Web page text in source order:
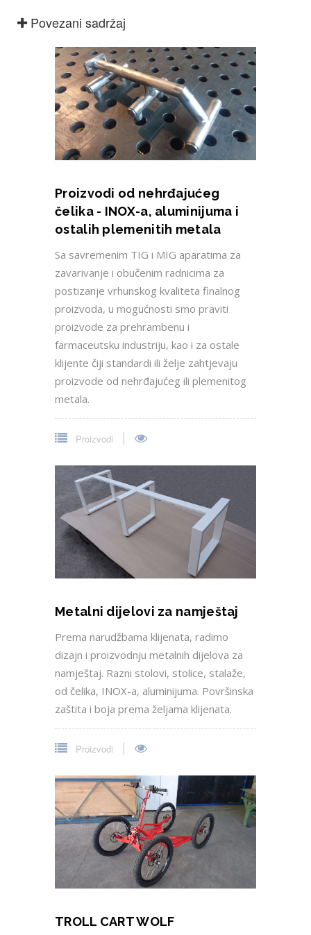
Povezani sadržaj
Proizvodi od nehrđajućeg
čelika - INOX-a, aluminijuma i
ostalih plemenitih metala
Sa savremenim TIG i MIG aparatima za
zavarivanje i obučenim radnicima za
postizanje vrhunskog kvaliteta finalnog
proizvoda, u mogućnosti smo praviti
proizvode za prehrambenu i
farmaceutsku industriju, kao i za ostale
klijente čiji standardi ili želje zahtjevaju
proizvode od nehrđajućeg ili plemenitog
metala.
Proizvodi
Metalni dijelovi za namještaj
Prema narudžbama klijenata, radimo
dizajn i proizvodnju metalnih dijelova za
namještaj. Razni stolovi, stolice, stalaže,
od čelika, INOX-a, aluminijuma. Površinska
zaštita i boja prema željama klijenata.
Proizvodi
TROLL CART WOLF